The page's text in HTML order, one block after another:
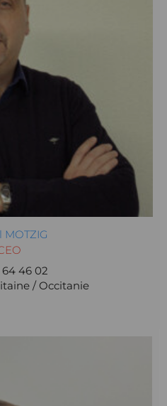
MOTZIG
46 02
/ Occitanie